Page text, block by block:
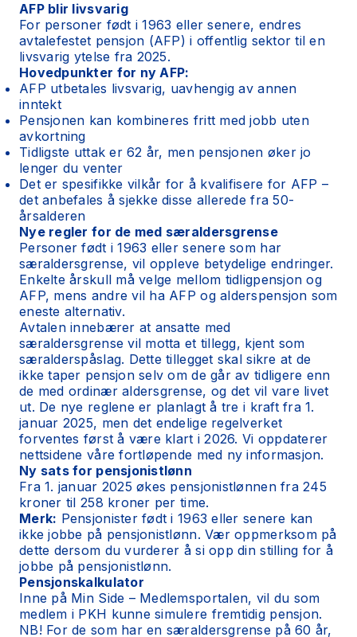
AFP blir livsvarig
For personer født i 1963 eller senere, endres
avtalefestet pensjon (AFP) i offentlig sektor til en
livsvarig ytelse fra 2025.
Hovedpunkter for ny AFP:
AFP utbetales livsvarig, uavhengig av annen
inntekt
Pensjonen kan kombineres fritt med jobb uten
avkortning
Tidligste uttak er 62 år, men pensjonen øker jo
lenger du venter
Det er spesifikke vilkår for å kvalifisere for AFP –
det anbefales å sjekke disse allerede fra 50-
årsalderen
Nye regler for de med særaldersgrense
Personer født i 1963 eller senere som har
særaldersgrense, vil oppleve betydelige endringer.
Enkelte årskull må velge mellom tidligpensjon og
AFP, mens andre vil ha AFP og alderspensjon som
eneste alternativ.
Avtalen innebærer at ansatte med
særaldersgrense vil motta et tillegg, kjent som
særalderspåslag. Dette tillegget skal sikre at de
ikke taper pensjon selv om de går av tidligere enn
de med ordinær aldersgrense, og det vil vare livet
ut. De nye reglene er planlagt å tre i kraft fra 1.
januar 2025, men det endelige regelverket
forventes først å være klart i 2026. Vi oppdaterer
nettsidene våre fortløpende med ny informasjon.
Ny sats for pensjonistlønn
Fra 1. januar 2025 økes pensjonistlønnen fra 245
kroner til 258 kroner per time.
Merk: Pensjonister født i 1963 eller senere kan
ikke jobbe på pensjonistlønn. Vær oppmerksom på
dette dersom du vurderer å si opp din stilling for å
jobbe på pensjonistlønn.
Pensjonskalkulator
Inne på Min Side – Medlemsportalen, vil du som
medlem i PKH kunne simulere fremtidig pensjon.
NB! For de som har en særaldersgrense på 60 år,